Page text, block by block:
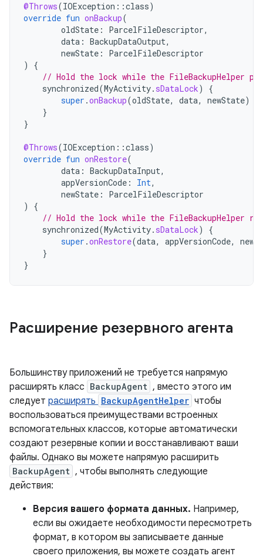
@Throws(IOException ::class)
override fun onBackup(
oldState : ParcelFileDescriptor,
data : BackupDataOutput,
newState :
ParcelFileDescriptor
)
{
// Hold the lock while the FileBackupHelper
synchronized(MyActivity. sDataLock)
{
super .onBackup(oldState, data, newState)
}
}
@Throws(IOException ::class)
override fun onRestore(
data : BackupDataInput,
appVersionCode : Int,
newState :
ParcelFileDescriptor
)
{
// Hold the lock while the FileBackupHelper
synchronized(MyActivity. sDataLock)
{
super .onRestore(data, appVersionCode,
}
}
Расширение резервного агента
Большинству приложений не требуется напрямую
расширять класс BackupAgent , вместо этого им
следует расширять BackupAgentHelper чтобы
воспользоваться преимуществами встроенных
вспомогательных классов, которые автоматически
создают резервные копии и восстанавливают ваши
файлы. Однако вы можете напрямую расширить
BackupAgent , чтобы выполнять следующие
действия:
Версия вашего формата данных. Например,
если вы ожидаете необходимости пересмотреть
формат, в котором вы записываете данные
своего приложения, вы можете создать агент